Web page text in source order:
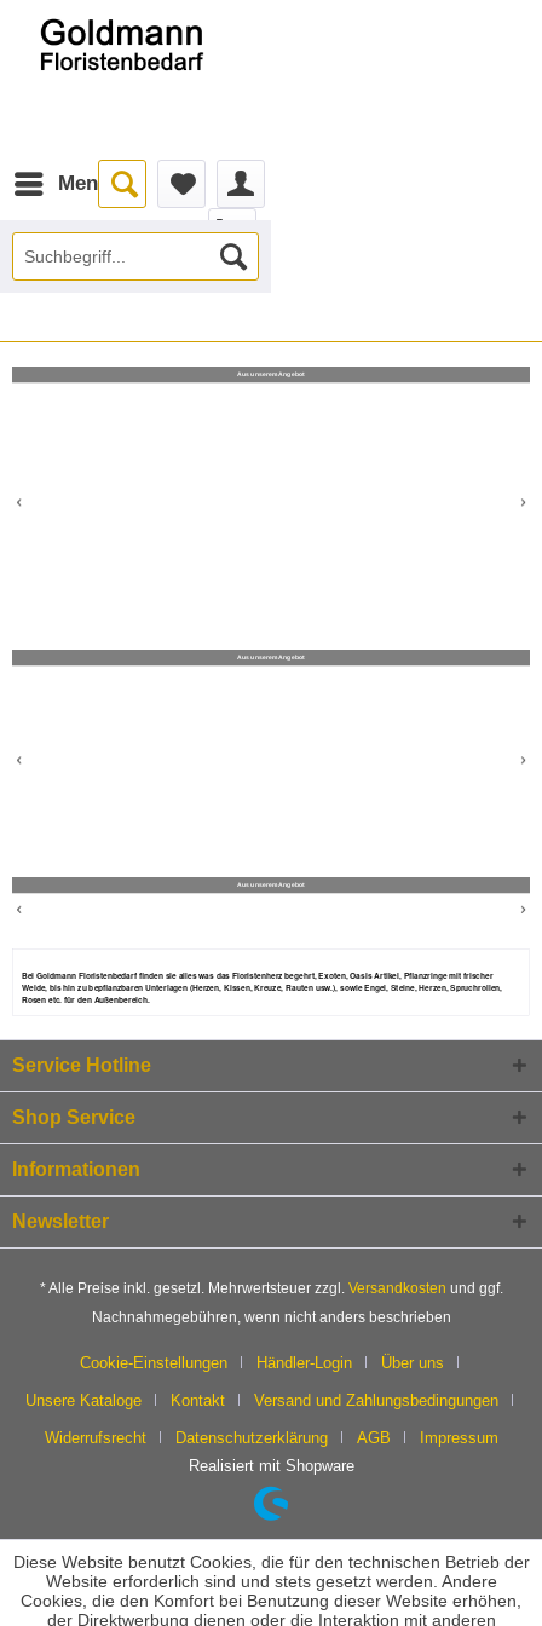
Menü
Aus unserem Angebot
Aus unserem Angebot
Aus unserem Angebot
Bei Goldmann Floristenbedarf finden sie alles was das Floristenherz begehrt, Exoten, Oasis Artikel, Pflanzringe mit frischer
Weide, bis hin zu bepflanzbaren Unterlagen (Herzen, Kissen, Kreuze, Rauten usw.), sowie Engel, Steine, Herzen, Spruchrollen,
Rosen etc. für den Außenbereich.
Service Hotline
Shop Service
Informationen
Newsletter
* Alle Preise inkl. gesetzl. Mehrwertsteuer zzgl. Versandkosten und ggf.
Nachnahmegebühren, wenn nicht anders beschrieben
Cookie-Einstellungen Händler-Login Über uns
Unsere Kataloge Kontakt Versand und Zahlungsbedingungen
Widerrufsrecht Datenschutzerklärung AGB
Impressum
Realisiert mit Shopware
Diese Website benutzt Cookies, die für den technischen Betrieb der
Website erforderlich sind und stets gesetzt werden. Andere
Cookies, die den Komfort bei Benutzung dieser Website erhöhen,
der Direktwerbung dienen oder die Interaktion mit anderen